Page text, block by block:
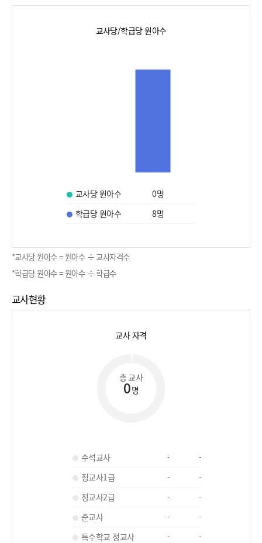
교사당/학급당 원아수
교사당 원아수 0명
학급당 원아수
8명
*교사당 원아수 = 원아수 ÷ 교사자격수
*학급당 원아수 = 원아수 ÷ 학급수
교사현황
교사 자격
총 교사
0명
수석교사 -
-
정교사1급
-
-
정교사2급
-
-
준교사
-
-
특수학교 정교사
-
-